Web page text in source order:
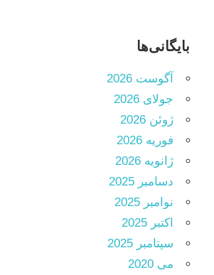
بایگانی‌ها
آگوست 2026
جولای 2026
ژوئن 2026
فوریه 2026
ژانویه 2026
دسامبر 2025
نوامبر 2025
اکتبر 2025
سپتامبر 2025
می 2020